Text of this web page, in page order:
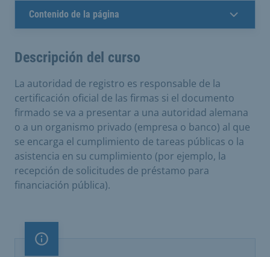
Contenido de la página
Descripción del curso
La autoridad de registro es responsable de la
certificación oficial de las firmas si el documento
firmado se va a presentar a una autoridad alemana
o a un organismo privado (empresa o banco) al que
se encarga el cumplimiento de tareas públicas o la
asistencia en su cumplimiento (por ejemplo, la
recepción de solicitudes de préstamo para
financiación pública).
Nota importante